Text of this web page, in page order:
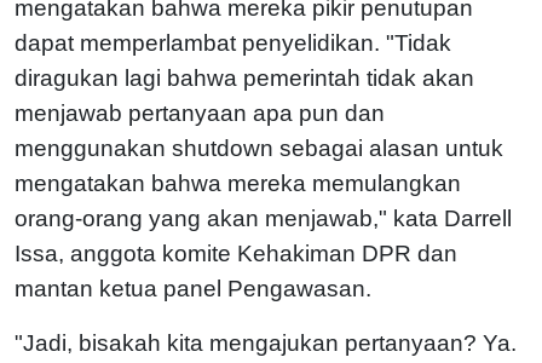
mengatakan bahwa mereka pikir penutupan
dapat memperlambat penyelidikan. "Tidak
diragukan lagi bahwa pemerintah tidak akan
menjawab pertanyaan apa pun dan
menggunakan shutdown sebagai alasan untuk
mengatakan bahwa mereka memulangkan
orang-orang yang akan menjawab," kata Darrell
Issa, anggota komite Kehakiman DPR dan
mantan ketua panel Pengawasan.
"Jadi, bisakah kita mengajukan pertanyaan? Ya.